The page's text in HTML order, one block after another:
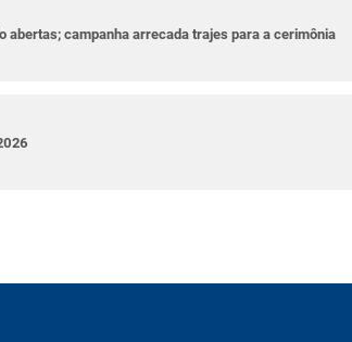
campanha arrecada trajes para a cerimônia